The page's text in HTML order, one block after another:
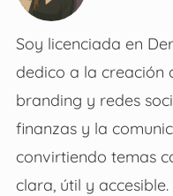
Soy licenciada en
dedico a la creación
branding y redes
finanzas y la
convirtiendo temas
clara, útil y